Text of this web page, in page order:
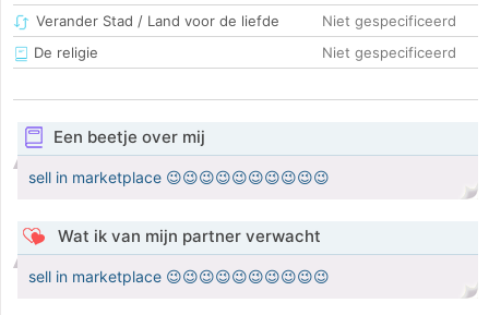
Verander Stad / Land voor de liefde
Niet gespecificeerd
De religie
Niet gespecificeerd
Een beetje over mij
sell in marketplace 😉😉😉😉😉😉😉😉😉😉
Wat ik van mijn partner verwacht
sell in marketplace 😉😉😉😉😉😉😉😉😉😉